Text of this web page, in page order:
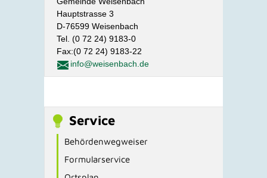
Hauptstrasse 3
D-76599 Weisenbach
Tel. (0 72 24) 9183-0
Fax:(0 72 24) 9183-22
info@weisenbach.de
Service
Behördenwegweiser
Formularservice